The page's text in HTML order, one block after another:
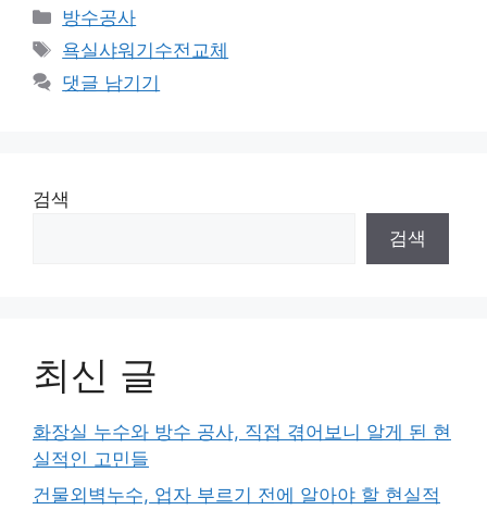
카
테
고
리
방수공사
태
그
욕실샤워기수전교체
댓글 남기기
검색
검색
최신 글
화장실 누수와 방수 공사, 직접 겪어보니 알게 된 현
실적인 고민들
건물외벽누수, 업자 부르기 전에 알아야 할 현실적